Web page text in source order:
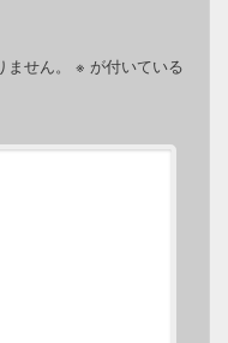
せん。 ※ が付いている